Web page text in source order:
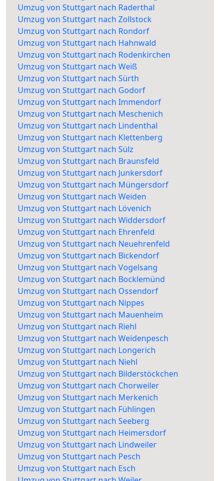
Umzug von Stuttgart nach Raderthal
Umzug von Stuttgart nach Zollstock
Umzug von Stuttgart nach Rondorf
Umzug von Stuttgart nach Hahnwald
Umzug von Stuttgart nach Rodenkirchen
Umzug von Stuttgart nach Weiß
Umzug von Stuttgart nach Sürth
Umzug von Stuttgart nach Godorf
Umzug von Stuttgart nach Immendorf
Umzug von Stuttgart nach Meschenich
Umzug von Stuttgart nach Lindenthal
Umzug von Stuttgart nach Klettenberg
Umzug von Stuttgart nach Sülz
Umzug von Stuttgart nach Braunsfeld
Umzug von Stuttgart nach Junkersdorf
Umzug von Stuttgart nach Müngersdorf
Umzug von Stuttgart nach Weiden
Umzug von Stuttgart nach Lövenich
Umzug von Stuttgart nach Widdersdorf
Umzug von Stuttgart nach Ehrenfeld
Umzug von Stuttgart nach Neuehrenfeld
Umzug von Stuttgart nach Bickendorf
Umzug von Stuttgart nach Vogelsang
Umzug von Stuttgart nach Bocklemünd
Umzug von Stuttgart nach Ossendorf
Umzug von Stuttgart nach Nippes
Umzug von Stuttgart nach Mauenheim
Umzug von Stuttgart nach Riehl
Umzug von Stuttgart nach Weidenpesch
Umzug von Stuttgart nach Longerich
Umzug von Stuttgart nach Niehl
Umzug von Stuttgart nach Bilderstöckchen
Umzug von Stuttgart nach Chorweiler
Umzug von Stuttgart nach Merkenich
Umzug von Stuttgart nach Fühlingen
Umzug von Stuttgart nach Seeberg
Umzug von Stuttgart nach Heimersdorf
Umzug von Stuttgart nach Lindweiler
Umzug von Stuttgart nach Pesch
Umzug von Stuttgart nach Esch